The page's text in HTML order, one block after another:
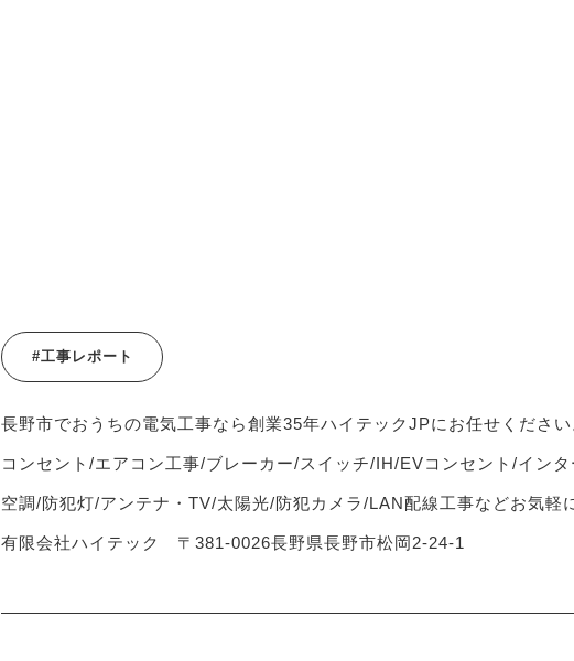
#工事レポート
長野市でおうちの電気工事なら創業35年ハイテックJPにお任せください
コンセント/エアコン工事/ブレーカー/スイッチ/IH/EVコンセント/イン
空調/防犯灯/アンテナ・TV/太陽光/防犯カメラ/LAN配線工事などお気軽
有限会社ハイテック 〒381-0026長野県長野市松岡2-24-1